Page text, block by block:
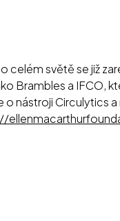
celém světě se již
Brambles a IFCO,
nástroji Circulytics